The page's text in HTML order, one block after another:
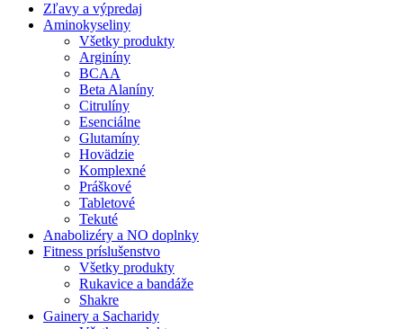
Zľavy a výpredaj
Aminokyseliny
Všetky produkty
Arginíny
BCAA
Beta Alaníny
Citrulíny
Esenciálne
Glutamíny
Hovädzie
Komplexné
Práškové
Tabletové
Tekuté
Anabolizéry a NO doplnky
Fitness príslušenstvo
Všetky produkty
Rukavice a bandáže
Shakre
Gainery a Sacharidy